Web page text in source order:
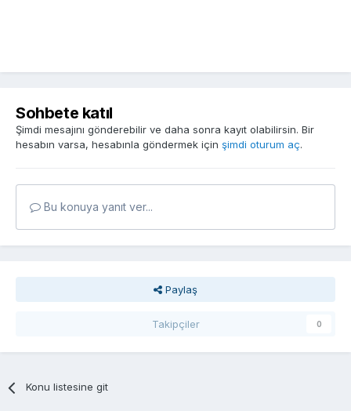
Sohbete katıl
Şimdi mesajını gönderebilir ve daha sonra kayıt olabilirsin. Bir
hesabın varsa, hesabınla göndermek için şimdi oturum aç.
Bu konuya yanıt ver...
Paylaş
Takipçiler 0
Konu listesine git